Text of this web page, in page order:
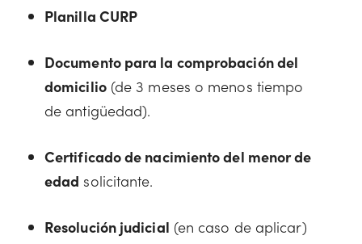
Planilla CURP
Documento para la comprobación del
domicilio(de 3 meses o menos tiempo
de antigüedad).
Certificado de nacimiento del menor de
edad solicitante.
Resolución judicial (en caso de aplicar)